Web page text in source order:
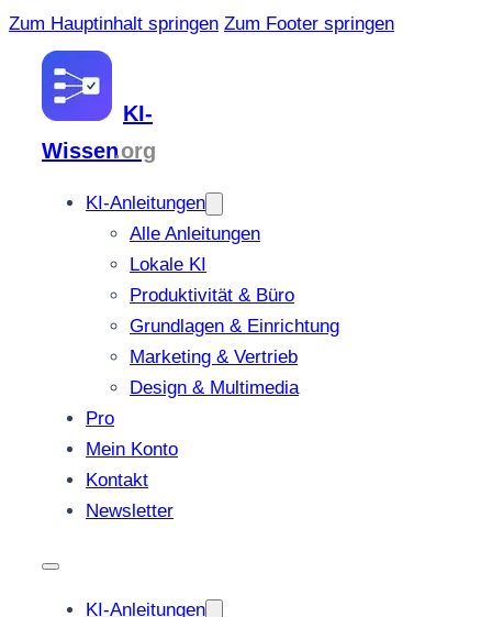
Zum Hauptinhalt springen Zum Footer springen
KI-
Wissen.org
KI-Anleitungen
Alle Anleitungen
Lokale KI
Produktivität & Büro
Grundlagen & Einrichtung
Marketing & Vertrieb
Design & Multimedia
Pro
Mein Konto
Kontakt
Newsletter
KI-Anleitungen